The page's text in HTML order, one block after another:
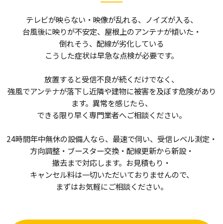
テレビが映らない・映像が乱れる、ノイズが入る、
台風後に映りが不安定、屋根上のアンテナが傾いた・
倒れそう、配線が劣化している――
こうした症状は早急な点検が必要です。
放置すると受信不良が続くだけでなく、
強風でアンテナが落下し近隣や建物に被害を及ぼす危険があり
ます。異常を感じたら、
できる限り早く専門業者へご相談ください。
24時間年中無休の設備人なら、最速で伺い、受信レベル測定・
方向調整・ブースター交換・配線更新から新設・
撤去まで対応します。お見積もり・
キャンセル料は一切いただいておりませんので、
まずはお気軽にご相談ください。